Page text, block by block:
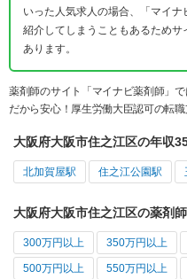
いった人気求人の場合、「マイ
紹介してしまうこともあるため
あります。
薬剤師のサイト「マイナビ薬剤師」
だから安心！厚生労働大臣認可の転職
大阪府大阪市住之江区の年収
北加賀屋駅 住之江公園駅
大阪府大阪市住之江区の薬剤
300万円以上 350万円以上
500万円以上 550万円以上